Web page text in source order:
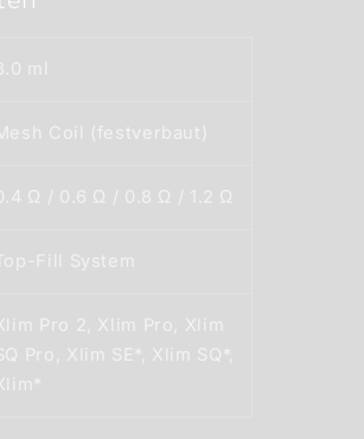
ml
Coil (festverbaut)
Ω / 0.6 Ω / 0.8 Ω / 1.2 Ω
Top-Fill System
Pro 2, Xlim Pro, Xlim
Pro, Xlim SE*, Xlim SQ*,